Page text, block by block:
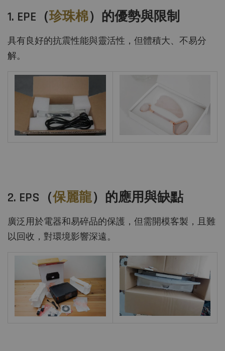
1. EPE（珍珠棉）的優勢與限制
具有良好的抗震性能與靈活性，但體積大、不易分
解。
2. EPS（保麗龍）的應用與缺點
廣泛用於電器和易碎品的保護，但需開模客製，且難
以回收，對環境影響深遠。